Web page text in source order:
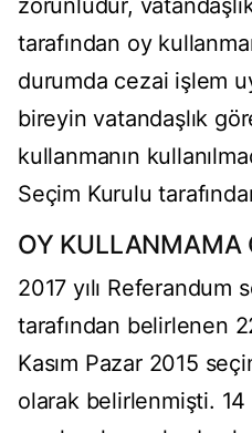
zorunludur,
tarafından oy
durumda cezai işlem
bireyin vatandaşlık
kullanmanın
Seçim Kurulu
OY KULLANMAMA
2017 yılı Referandum
tarafından belirlenen
Kasım Pazar 2015
olarak belirlenmişti. 14